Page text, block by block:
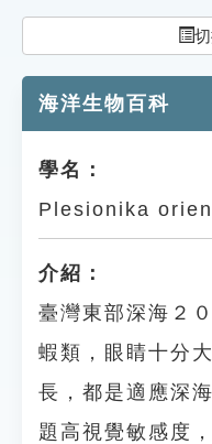
知識索引
遊戲專區
教學應用
海洋生物百科
學名：
Plesionika
介紹：
臺灣東部深海２
蝦類，眼睛十分
長，都是適應深
題高視覺敏感度